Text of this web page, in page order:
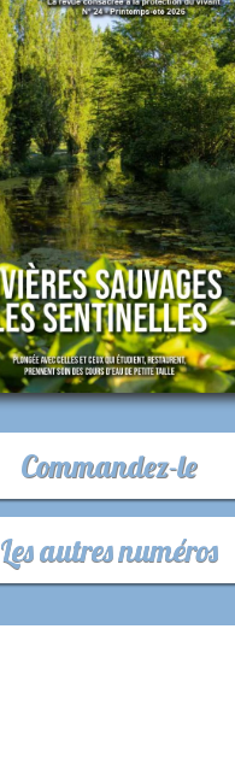
Commandez-le
Les autres numéros